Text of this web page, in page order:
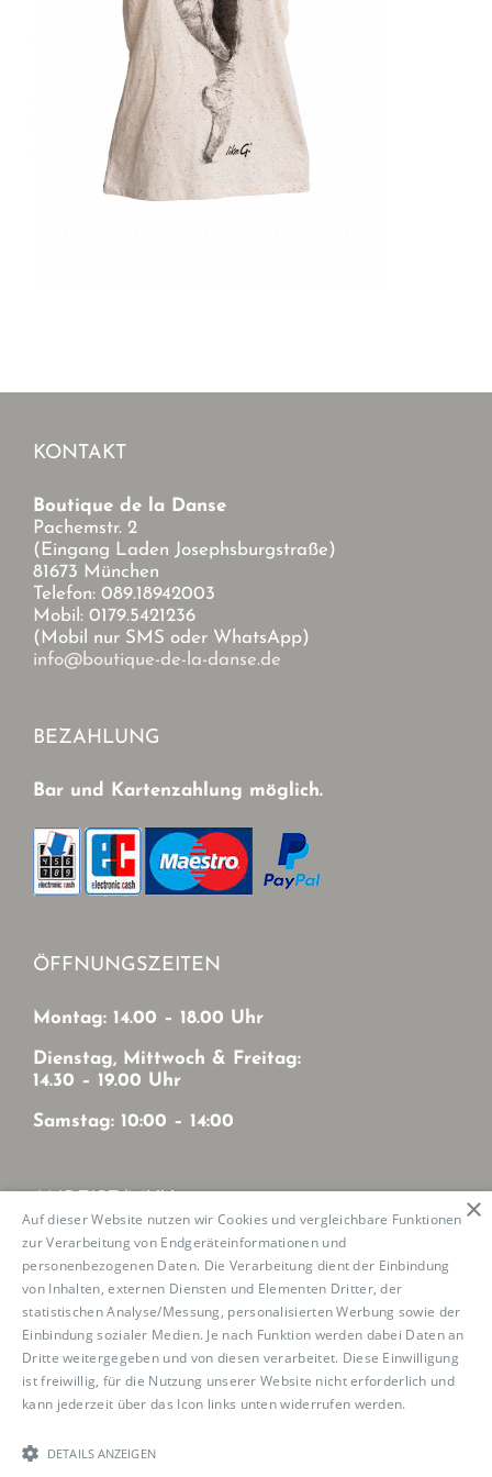
KONTAKT
Boutique de la Danse
Pachemstr. 2
(Eingang Laden Josephsburgstraße)
81673 München
Telefon: 089.18942003
Mobil: 0179.5421236
(Mobil nur SMS oder WhatsApp)
info@boutique-de-la-danse.de
BEZAHLUNG
Bar und Kartenzahlung möglich.
ÖFFNUNGSZEITEN
Montag: 14.00 – 18.00 Uhr
Dienstag, Mittwoch & Freitag:
14.30 – 19.00 Uhr
Samstag: 10:00 – 14:00
Mit MVV von München-Zentrum
U2: Haltestelle Josephsburg
Tram 21: Haltestelle Mutschellestr.
Copyright 2023 Boutique de la Danse | Impressum
Auf dieser Website nutzen wir Cookies und vergleichbare Funktionen
zur Verarbeitung von Endgeräteinformationen und
personenbezogenen Daten. Die Verarbeitung dient der Einbindung
von Inhalten, externen Diensten und Elementen Dritter, der
statistischen Analyse/Messung, personalisierten Werbung sowie der
Einbindung sozialer Medien. Je nach Funktion werden dabei Daten an
Dritte weitergegeben und von diesen verarbeitet. Diese Einwilligung
ist freiwillig, für die Nutzung unserer Website nicht erforderlich und
kann jederzeit über das Icon links unten widerrufen werden.
DETAILS ANZEIGEN
×